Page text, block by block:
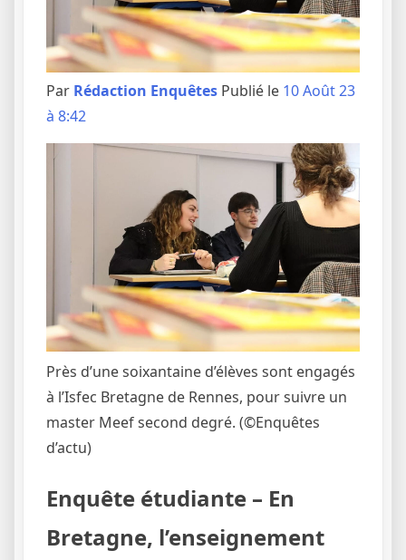
Par Rédaction Enquêtes Publié le 10 Août 23
à 8:42
Près d’une soixantaine d’élèves sont engagés
à l’Isfec Bretagne de Rennes, pour suivre un
master Meef second degré. (©Enquêtes
d’actu)
Enquête étudiante – En
Bretagne, l’enseignement